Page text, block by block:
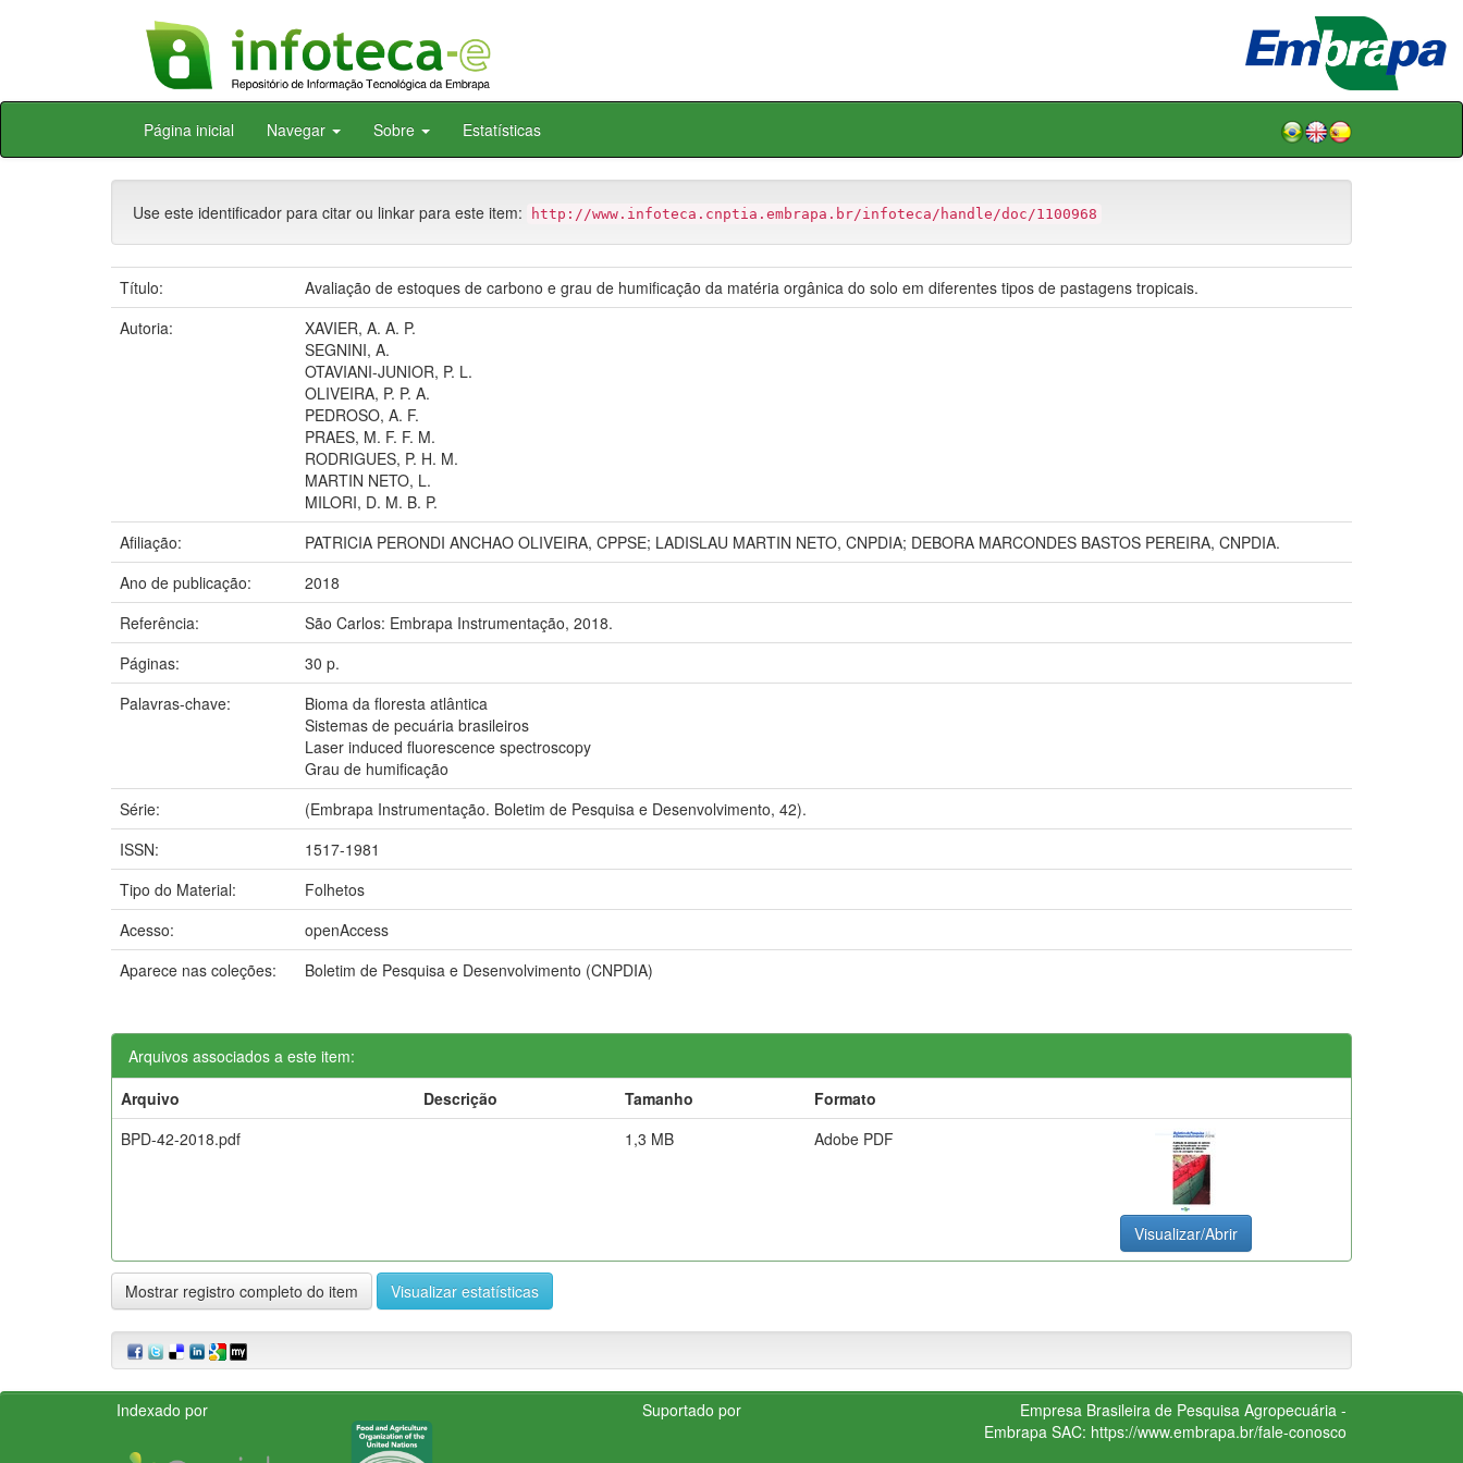
Skip
Página inicial Navegar Sobre Estatísticas
Use este identificador para citar ou linkar para este item: http://www.infoteca.cnptia.embrapa.br/infoteca/handle/doc/1100968
Título:
Avaliação de estoques de carbono e grau de humificação da matéria orgânica do solo em diferentes tipos de pastagens tropicais.
Autoria:
XAVIER, A. A. P.
SEGNINI, A.
OTAVIANI-JUNIOR, P. L.
OLIVEIRA, P. P. A.
PEDROSO, A. F.
PRAES, M. F. F. M.
RODRIGUES, P. H. M.
MARTIN NETO, L.
MILORI, D. M. B. P.
Afiliação:
PATRICIA PERONDI ANCHAO OLIVEIRA, CPPSE; LADISLAU MARTIN NETO, CNPDIA; DEBORA MARCONDES BASTOS PEREIRA, CNPDIA.
Ano de publicação:
2018
Referência:
São Carlos: Embrapa Instrumentação, 2018.
Páginas:
30 p.
Palavras-chave:
Bioma da floresta atlântica
Sistemas de pecuária brasileiros
Laser induced fluorescence spectroscopy
Grau de humificação
Série:
(Embrapa Instrumentação. Boletim de Pesquisa e Desenvolvimento, 42).
ISSN:
1517-1981
Tipo do Material:
Folhetos
Acesso:
openAccess
Aparece nas coleções:
Boletim de Pesquisa e Desenvolvimento (CNPDIA)
Arquivos associados a este item:
Arquivo
Descrição Tamanho
Formato
BPD-42-2018.pdf
1,3 MB Adobe PDF
Visualizar/Abrir
Mostrar registro completo do item Visualizar estatísticas
Indexado por Suportado por
Empresa Brasileira de Pesquisa Agropecuária -
Embrapa SAC: https://www.embrapa.br/fale-conosco